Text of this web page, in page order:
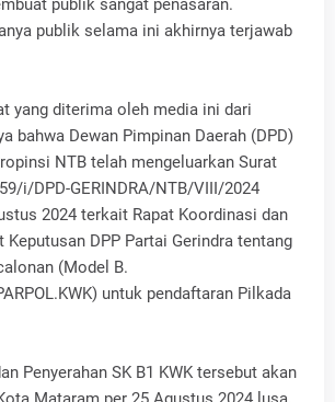
publik sangat penasaran.
publik selama ini akhirnya terjawab
yang diterima oleh media ini dari
bahwa Dewan Pimpinan Daerah (DPD)
NTB telah mengeluarkan Surat
i/DPD-GERINDRA/NTB/VIII/2024
2024 terkait Rapat Koordinasi dan
Keputusan DPP Partai Gerindra tentang
(Model B.
untuk pendaftaran Pilkada
Penyerahan SK B1 KWK tersebut akan